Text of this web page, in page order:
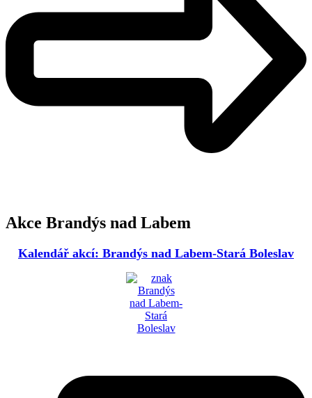
Akce Brandýs nad Labem
Kalendář akcí: Brandýs nad Labem-Stará Boleslav